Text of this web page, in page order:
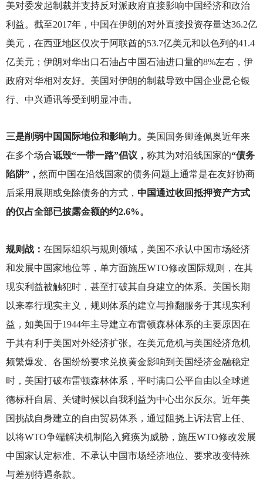
美对委发起制裁并支持反对派政府直接影响中国经济和政治
利益。截至2017年，中国在伊朗的对外直接投资存量达36.2亿
美元，在西亚地区仅次于阿联酋的53.7亿美元和以色列的41.4
亿美元；伊朗对华出口石油占中国石油进口量的8%左右，伊
政府对华相对友好。美国对伊朗的制裁导致中国企业昆仑银
行、中兴通讯等受到明显冲击。
三是削弱中国国际地位和影响力。 美国国务卿蓬佩奥近年来
在多个场合诋毁“一带一路”倡议， 称其为对沿线国家的“债务
陷阱”， 然而中国在沿线国家的债务问题上通常是在友好协商
后采用展期或免除债务的方式， 中国通过收回抵押资产方式
的仅占全部已披露金额的约2.6%。
规则战： 在国际组织与规则领域，美国不承认中国市场经济
和发展中国家地位等，单方面施压WTO修改国际规则，在其
现实利益被触犯时，甚至打破其自身建立的体系。美国长期
以来奉行现实主义，规则体系的建立与推翻服务于其现实利
益，如美国于1944年主导建立布雷顿森林体系的主要原因在
于其有利于美国对外经济扩张。在美元危机与美国经济危机
频繁爆发、各国纷纷要求兑换黄金影响到美国经济金融稳定
时，美国打破布雷顿森林体系，平时满口公平自由以全球道
德标杆自居、关键时候以自我利益为中心出尔反尔。近年美
国挑战自身建立的自由贸易体系，通过阻挠上诉法官上任、
以将WTO争端解决机制陷入瘫痪为威胁，施压WTO修改发展
中国家认定标准、不承认中国市场经济地位、要求改变特殊
与差别待遇条款。